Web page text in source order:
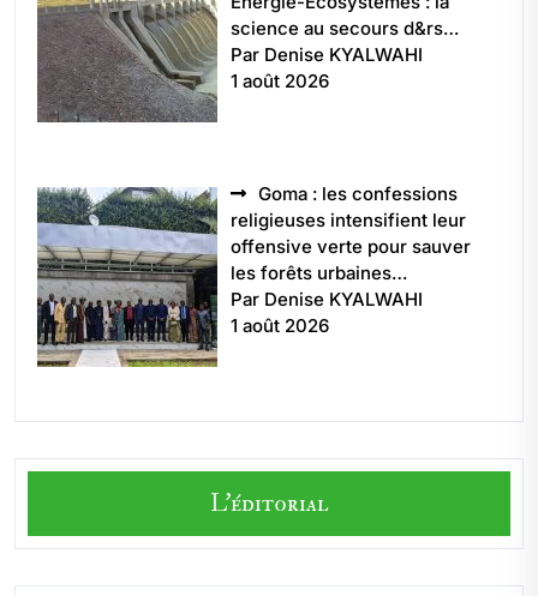
science au secours d&rs…
Par Denise KYALWAHI
1 août 2026
Goma : les confessions
religieuses intensifient leur
offensive verte pour sauver
les forêts urbaines…
Par Denise KYALWAHI
1 août 2026
L'éditorial